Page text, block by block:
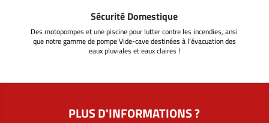
Sécurité Domestique
Des motopompes et une piscine pour lutter contre les incendies, ansi
que notre gamme de pompe Vide-cave destinées à l'évacuation des
eaux pluviales et eaux claires !
PLUS D'INFORMATIONS ?